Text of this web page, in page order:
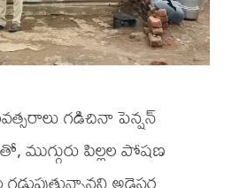
గడిచినా పెన్షన్
పిల్లల పోషణ